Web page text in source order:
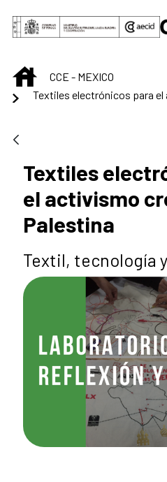
Saltar al contenido principal
INICIOCCE - MEXICO
Textiles
el activismo
Palestina
Textil, tecnología